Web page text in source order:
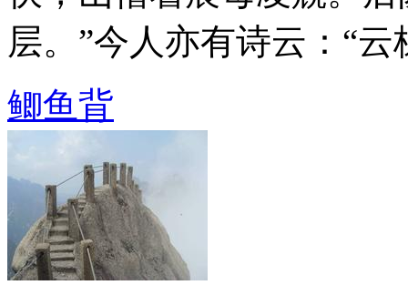
层。”今人亦有诗云：“
鲫鱼背